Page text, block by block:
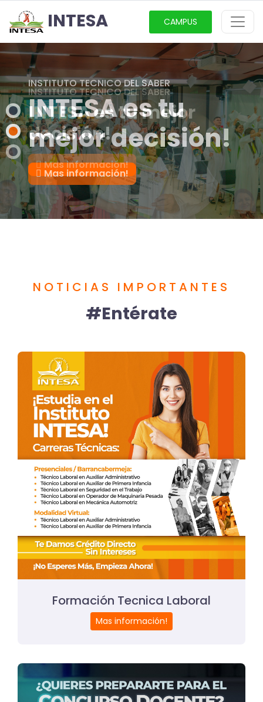
INTESA CAMPUS
INSTITUTO TECNICO DEL SABER
INTESA es tu mejor
decisión!
Mas información!
NOTICIAS IMPORTANTES
#Entérate
Formación Tecnica Laboral
Mas información!